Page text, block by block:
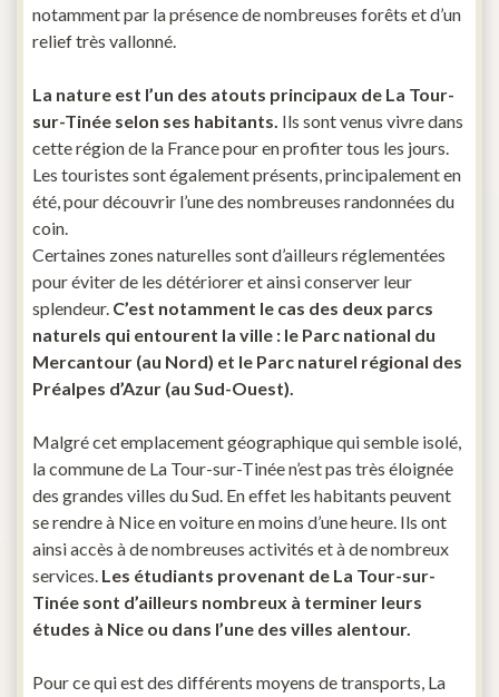
notamment par la présence de nombreuses forêts et d’un
relief très vallonné.
La nature est l’un des atouts principaux de La Tour-
sur-Tinée selon ses habitants. Ils sont venus vivre dans
cette région de la France pour en profiter tous les jours.
Les touristes sont également présents, principalement en
été, pour découvrir l’une des nombreuses randonnées du
coin.
Certaines zones naturelles sont d’ailleurs réglementées
pour éviter de les détériorer et ainsi conserver leur
splendeur. C’est notamment le cas des deux parcs
naturels qui entourent la ville : le Parc national du
Mercantour (au Nord) et le Parc naturel régional des
Préalpes d’Azur (au Sud-Ouest).
Malgré cet emplacement géographique qui semble isolé,
la commune de La Tour-sur-Tinée n’est pas très éloignée
des grandes villes du Sud. En effet les habitants peuvent
se rendre à Nice en voiture en moins d’une heure. Ils ont
ainsi accès à de nombreuses activités et à de nombreux
services. Les étudiants provenant de La Tour-sur-
Tinée sont d’ailleurs nombreux à terminer leurs
études à Nice ou dans l’une des villes alentour.
Pour ce qui est des différents moyens de transports, La